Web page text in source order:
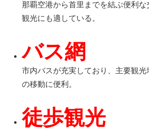
那覇空港から首里までを結ぶ便利な
観光にも適している。
バス網
市内バスが充実しており、主要観
の移動に便利。
徒歩観光